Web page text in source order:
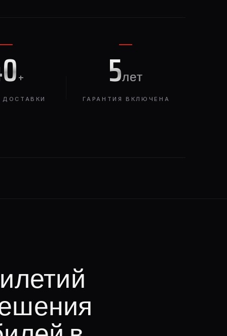
+
ДОСТАВКИ
5лет
ГАРАНТИЯ ВКЛЮЧЕНА